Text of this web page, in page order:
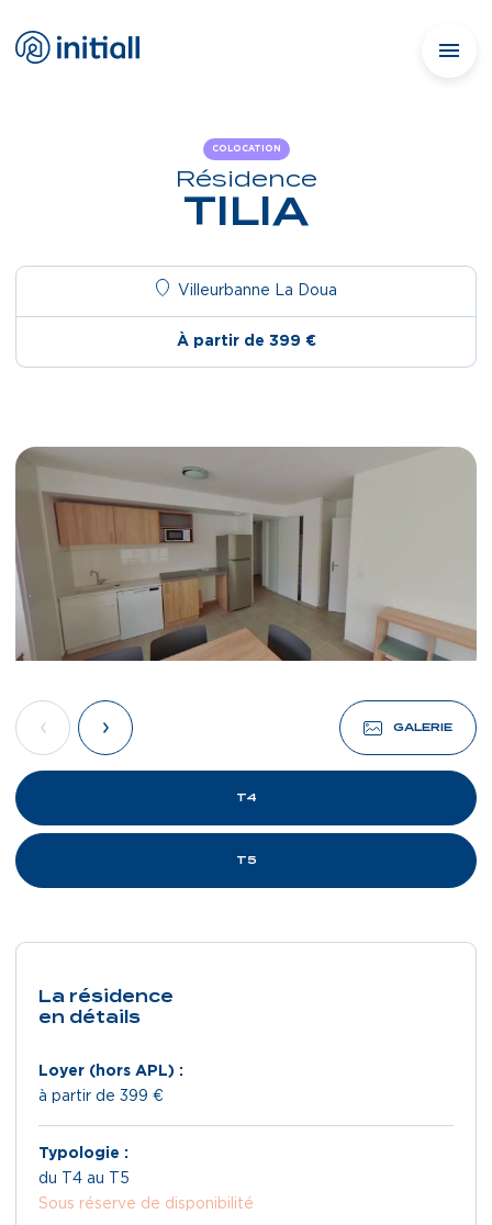
COLOCATION
Résidence
TILIA
Villeurbanne La Doua
À partir de 399 €
GALERIE
T4
T5
La résidence
en détails
Loyer (hors APL) :
à partir de 399 €
Typologie :
du T4 au T5
Sous réserve de disponibilité